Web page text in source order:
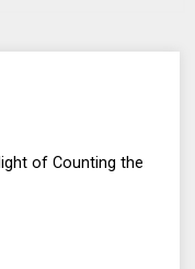
of Counting the